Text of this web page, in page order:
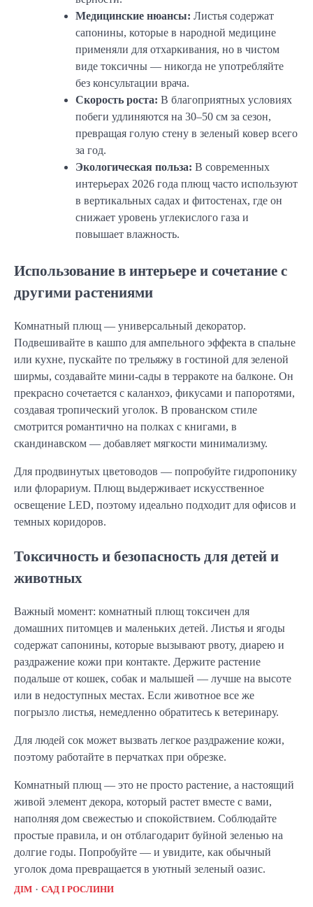
Медицинские нюансы: Листья содержат
сапонины, которые в народной медицине
применяли для отхаркивания, но в чистом
виде токсичны — никогда не употребляйте
без консультации врача.
Скорость роста: В благоприятных условиях
побеги удлиняются на 30–50 см за сезон,
превращая голую стену в зеленый ковер всего
за год.
Экологическая польза: В современных
интерьерах 2026 года плющ часто используют
в вертикальных садах и фитостенах, где он
снижает уровень углекислого газа и
повышает влажность.
Использование в интерьере и сочетание с
другими растениями
Комнатный плющ — универсальный декоратор.
Подвешивайте в кашпо для ампельного эффекта в спальне
или кухне, пускайте по трельяжу в гостиной для зеленой
ширмы, создавайте мини-сады в терракоте на балконе. Он
прекрасно сочетается с каланхоэ, фикусами и папоротями,
создавая тропический уголок. В прованском стиле
смотрится романтично на полках с книгами, в
скандинавском — добавляет мягкости минимализму.
Для продвинутых цветоводов — попробуйте гидропонику
или флорариум. Плющ выдерживает искусственное
освещение LED, поэтому идеально подходит для офисов и
темных коридоров.
Токсичность и безопасность для детей и
животных
Важный момент: комнатный плющ токсичен для
домашних питомцев и маленьких детей. Листья и ягоды
содержат сапонины, которые вызывают рвоту, диарею и
раздражение кожи при контакте. Держите растение
подальше от кошек, собак и малышей — лучше на высоте
или в недоступных местах. Если животное все же
погрызло листья, немедленно обратитесь к ветеринару.
Для людей сок может вызвать легкое раздражение кожи,
поэтому работайте в перчатках при обрезке.
Комнатный плющ — это не просто растение, а настоящий
живой элемент декора, который растет вместе с вами,
наполняя дом свежестью и спокойствием. Соблюдайте
простые правила, и он отблагодарит буйной зеленью на
долгие годы. Попробуйте — и увидите, как обычный
уголок дома превращается в уютный зеленый оазис.
ДІМ САД І РОСЛИНИ